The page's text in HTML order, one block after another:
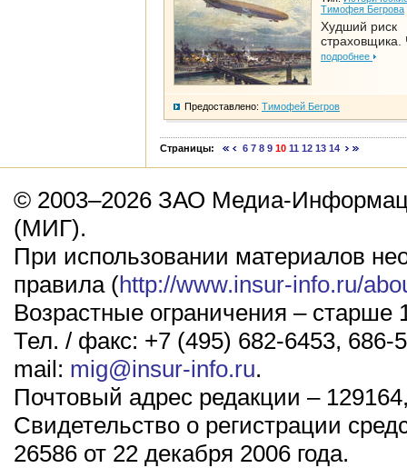
Тимофея Бегрова
Худший риск
страховщика.
подробнее
Предоставлено: Тимофей Бегров
Страницы: 6 7 8 9 10 11 12 13 14
© 2003–2026 ЗАО Медиа-
(МИГ).
При использовании материалов
правила (http://www.insur-info.ru/
Возрастные ограничения – старше
Тел. / факс: +7 (495) 682-6453, 686-
mail: mig@insur-info.ru.
Почтовый адрес редакции –
Свидетельство о регистрации
26586 от 22 декабря 2006 года.